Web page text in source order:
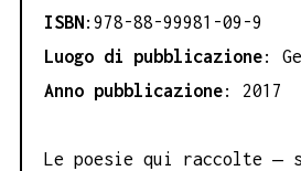
ISBN:978-88-99981-09-9
Luogo di pubblicazione:
Anno pubblicazione: 2017
Le poesie qui raccolte ‒